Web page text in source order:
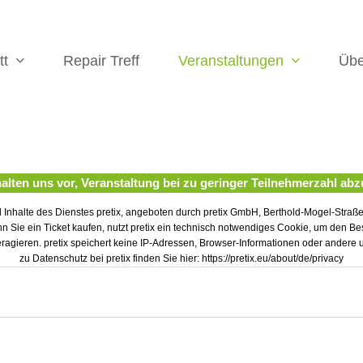
Repair Treff Veranstaltungen
uns vor, Veranstaltung bei zu geringer Teilnehmerzahl
des Dienstes pretix, angeboten durch pretix GmbH, Berthold-Mogel-
Sie ein Ticket kaufen, nutzt pretix ein technisch notwendiges Cookie, um den
pretix speichert keine IP-Adressen, Browser-Informationen oder
zu Datenschutz bei pretix finden Sie hier: https://pretix.eu/about/de/privacy